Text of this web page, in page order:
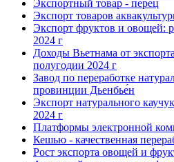
Экспортный товар - перец
Экспорт товаров
Экспорт фруктов и овощей:
2024 г
Доходы Вьетнама от
полугодии 2024 г
Завод по переработке
провинции Дьенбье́н
Экспорт натурального
2024 г
Платформы электронной
Кешью - качественная
Рост экспорта овощей и